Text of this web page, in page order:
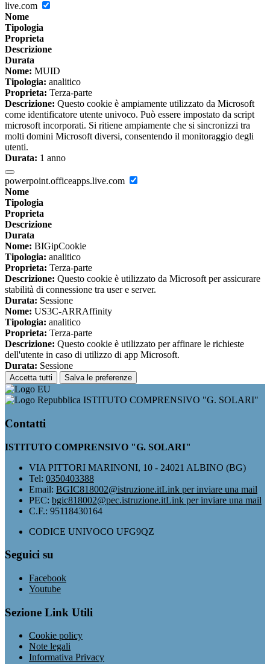
live.com
Nome
Tipologia
Proprieta
Descrizione
Durata
Nome: MUID
Tipologia: analitico
Proprieta: Terza-parte
Descrizione: Questo cookie è ampiamente utilizzato da Microsoft
come identificatore utente univoco. Può essere impostato da script
microsoft incorporati. Si ritiene ampiamente che si sincronizzi tra
molti domini Microsoft diversi, consentendo il monitoraggio degli
utenti.
Durata: 1 anno
powerpoint.officeapps.live.com
Nome
Tipologia
Proprieta
Descrizione
Durata
Nome: BIGipCookie
Tipologia: analitico
Proprieta: Terza-parte
Descrizione: Questo cookie è utilizzato da Microsoft per assicurare
stabilità di connessione tra user e server.
Durata: Sessione
Nome: US3C-ARRAffinity
Tipologia: analitico
Proprieta: Terza-parte
Descrizione: Questo cookie è utilizzato per affinare le richieste
dell'utente in caso di utilizzo di app Microsoft.
Durata: Sessione
Accetta tutti Salva le preferenze
ISTITUTO COMPRENSIVO "G. SOLARI"
Contatti
ISTITUTO COMPRENSIVO "G. SOLARI"
VIA PITTORI MARINONI, 10 - 24021 ALBINO (BG)
Tel: 0350403388
Email: BGIC818002@istruzione.itLink per inviare una mail
PEC: bgic818002@pec.istruzione.itLink per inviare una mail
C.F.: 95118430164
CODICE UNIVOCO UFG9QZ
Seguici su
Facebook
Youtube
Sezione Link Utili
Cookie policy
Note legali
Informativa Privacy